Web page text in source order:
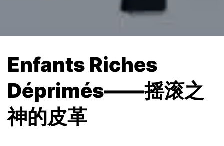
Enfants Riches
Déprimés——摇滚之
神的皮革